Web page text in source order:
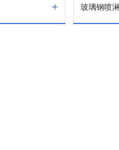
玻璃钢喷